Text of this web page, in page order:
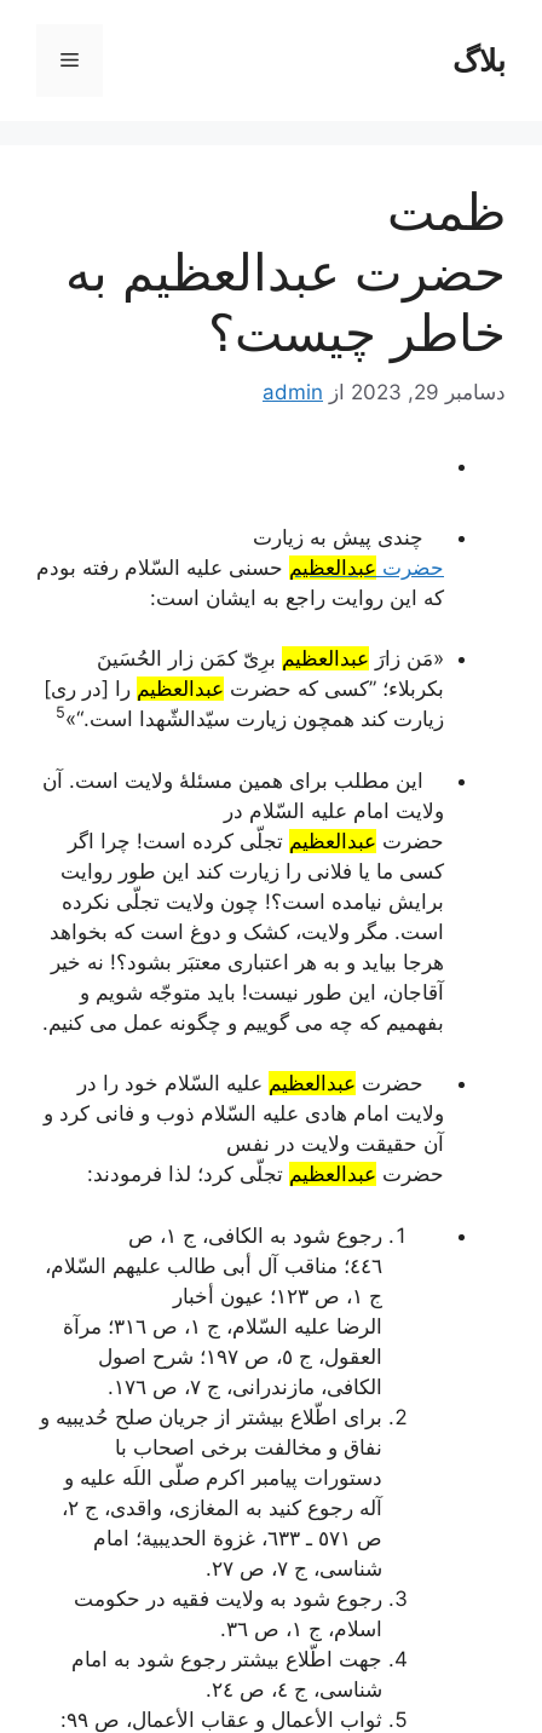
محتوابلاگ فهرست
ظمت
حضرت عبدالعظیم به
خاطر چیست؟
دسامبر 29, 2023 از admin
چندی پیش به زیارت
حضرت عبدالعظیم حسنی علیه السّلام رفته بودم
که این روایت راجع به ایشان است:
«مَن زارَ عبدالعظیم برِیّ کمَن زار الحُسَینَ
بکربلاء؛ ”کسی که حضرت عبدالعظیم را [در ری]
زیارت کند همچون زیارت سیّدالشّهدا است.“»5
این مطلب برای همین مسئلۀ ولایت است. آن
ولایت امام علیه السّلام در
حضرت عبدالعظیم تجلّی کرده است! چرا اگر
کسی ما یا فلانی را زیارت کند این طور روایت
برایش نیامده است؟! چون ولایت تجلّی نکرده
است. مگر ولایت، کشک و دوغ است که بخواهد
هرجا بیاید و به هر اعتباری معتبَر بشود؟! نه خیر
آقاجان، این طور نیست! باید متوجّه شویم و
بفهمیم که چه می گوییم و چگونه عمل می کنیم.
حضرت عبدالعظیم علیه السّلام خود را در
ولایت امام هادی علیه السّلام ذوب و فانی کرد و
آن حقیقت ولایت در نفس
حضرت عبدالعظیم تجلّی کرد؛ لذا فرمودند:
رجوع شود به الکافی
، ج ١، ص
٤٤٦؛ مناقب آل أبی طالب علیهم السّلام،
ج ١، ص ١٢٣؛
عیون أخبار
الرضا علیه السّلام، ج ١، ص ٣١٦؛
مرآة
العقول، ج ٥، ص ١٩٧؛
شرح اصول
الکافی، مازندرانی، ج ٧، ص ١٧٦.
برای اطّلاع بیشتر از جریان صلح حُدیبیه و
نفاق و مخالفت برخی اصحاب با
دستورات پیامبر اکرم صلّی اللَه علیه و
آله رجوع کنید به المغازی
، واقدی، ج ٢،
ص ٥٧١ ـ ٦٣٣، غزوة الحدیبیة؛
امام
شناسی، ج ٧، ص ٢٧.
رجوع شود به ولایت فقیه در حکومت
اسلام، ج ١، ص ٣٦.
جهت اطّلاع بیشتر رجوع شود به امام
شناسی، ج ٤، ص ٢٤.
ثواب الأعمال و عقاب الأعمال، ص ٩٩: